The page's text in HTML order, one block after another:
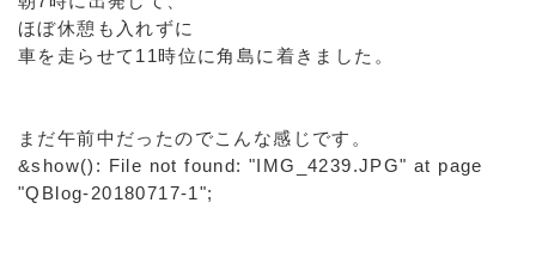
ほぼ休憩も入れずに
車を走らせて11時位に角島に着きました。
まだ午前中だったのでこんな感じです。
&show(): File not found: "IMG_4239.JPG" at page
"QBlog-20180717-1";